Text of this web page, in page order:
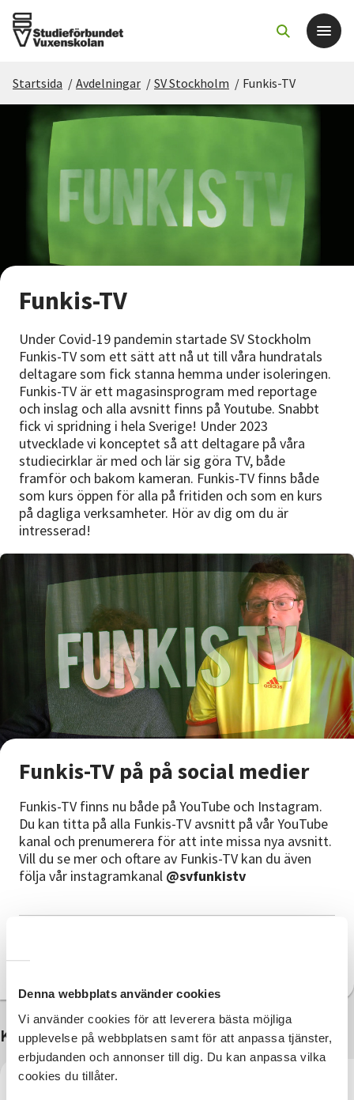
Denna webbplats använder cookies
Vi använder cookies för att leverera bästa möjliga
upplevelse på webbplatsen samt för att anpassa tjänster,
erbjudanden och annonser till dig. Du kan anpassa vilka
cookies du tillåter.
Det här gör vi
För dig som
Sök kurser och evenemang
Om SV
Nyheter
Avdelningar
Lyssna
Startsida / Avdelningar / SV Stockholm / Funkis-TV
Funkis-TV
Under Covid-19 pandemin startade SV Stockholm
Funkis-TV som ett sätt att nå ut till våra hundratals
deltagare som fick stanna hemma under isoleringen.
Funkis-TV är ett magasinsprogram med reportage
och inslag och alla avsnitt finns på Youtube. Snabbt
fick vi spridning i hela Sverige! Under 2023
utvecklade vi konceptet så att deltagare på våra
studiecirklar är med och lär sig göra TV, både
framför och bakom kameran. Funkis-TV finns både
som kurs öppen för alla på fritiden och som en kurs
på dagliga verksamheter. Hör av dig om du är
intresserad!
Funkis-TV på på social medier
Funkis-TV finns nu både på YouTube och Instagram.
Du kan titta på alla Funkis-TV avsnitt på vår YouTube
kanal och prenumerera för att inte missa nya avsnitt.
Vill du se mer och oftare av Funkis-TV kan du även
följa vår instagramkanal @svfunkistv
Funkis-TV på Instagram
Kontakter